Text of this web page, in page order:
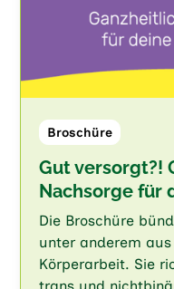
Broschüre
Gut versorgt?!
Nachsorge für
Die Broschüre
unter anderem
Körperarbeit. Sie